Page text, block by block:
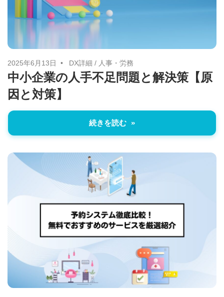
2025年6月13日 DX詳細 / 人事・労務
中小企業の人手不足問題と解決策【原
因と対策】
続きを読む